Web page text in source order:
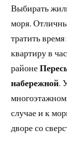
Выбирать
моря.
тратить
квартиру в
районе
набережной.
случае и к
дворе со